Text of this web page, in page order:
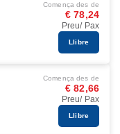
Comença des de
€ 78,24
Preu/ Pax
Llibre
Comença des de
€ 82,66
Preu/ Pax
Llibre